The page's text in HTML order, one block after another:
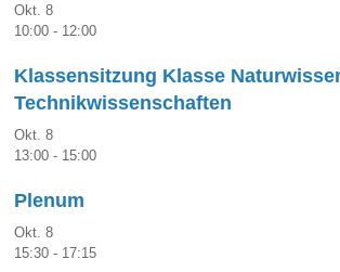
Okt.8
10:00 - 12:00
Klassensitzung Klasse
Technikwissenschaften
Okt.8
13:00 - 15:00
Plenum
Okt.8
15:30 - 17:15